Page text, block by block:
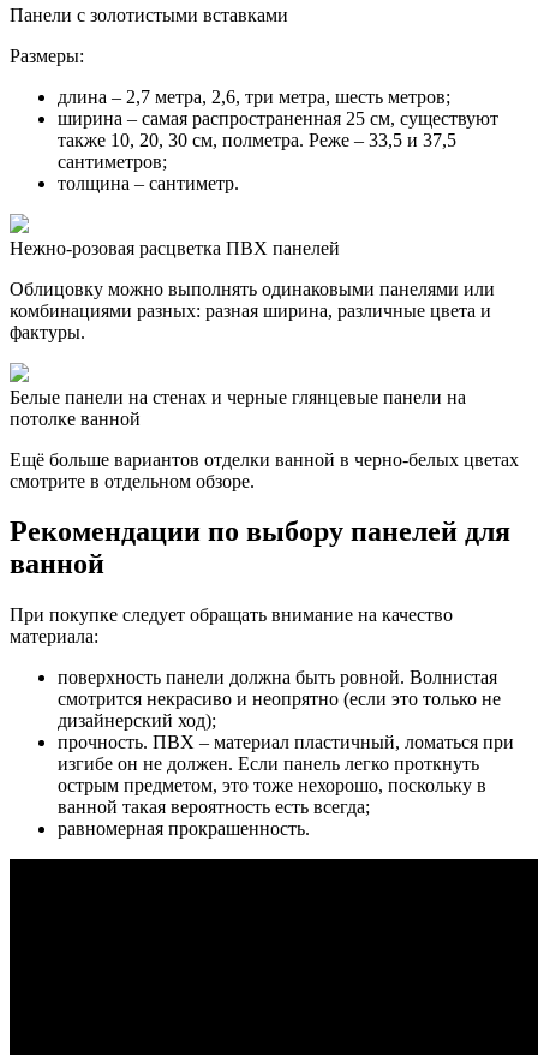
Панели с золотистыми вставками
Размеры:
длина – 2,7 метра, 2,6, три метра, шесть метров;
ширина – самая распространенная 25 см, существуют
также 10, 20, 30 см, полметра. Реже – 33,5 и 37,5
сантиметров;
толщина – сантиметр.
Нежно-розовая расцветка ПВХ панелей
Облицовку можно выполнять одинаковыми панелями или
комбинациями разных: разная ширина, различные цвета и
фактуры.
Белые панели на стенах и черные глянцевые панели на
потолке ванной
Ещё больше вариантов отделки ванной в черно-белых цветах
смотрите в отдельном обзоре.
Рекомендации по выбору панелей для
ванной
При покупке следует обращать внимание на качество
материала:
поверхность панели должна быть ровной. Волнистая
смотрится некрасиво и неопрятно (если это только не
дизайнерский ход);
прочность. ПВХ – материал пластичный, ломаться при
изгибе он не должен. Если панель легко проткнуть
острым предметом, это тоже нехорошо, поскольку в
ванной такая вероятность есть всегда;
равномерная прокрашенность.